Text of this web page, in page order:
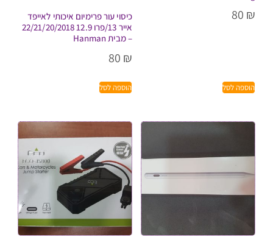
80 ₪
הוספה לסל
כיסוי עור פרימיום איכותי לאייפד
אייר 13/פרו 12.9 22/21/20/2018
– מבית Hanman
80 ₪
הוספה לסל